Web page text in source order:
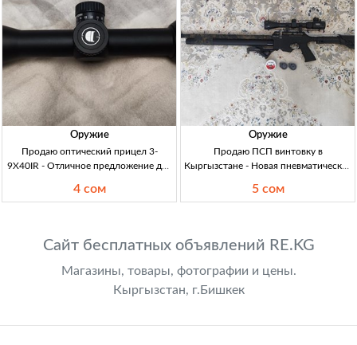
Оружие
Продаю оптический прицел 3-
9X40IR - Отличное предложение для
Продаю оптич. прицел 3-9X40IR,
4 сом
Оружие
Продаю ПСП винтовку в
Кыргызстане - Новая пневматическая
ПСП винтовку 4.5 без разрешения,
5 сом
Сайт бесплатных объявлений RE.KG
Магазины, товары, фотографии и цены.
Кыргызстан, г.Бишкек